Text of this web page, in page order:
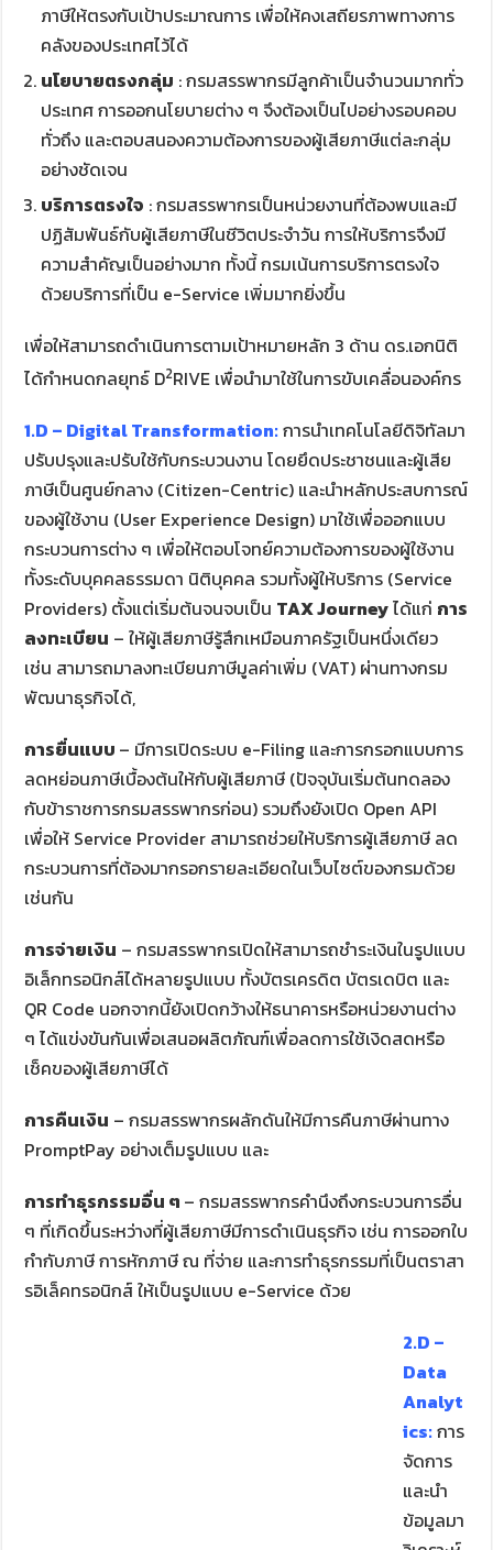
ภาษีให้ตรงกับเป้าประมาณการ เพื่อให้คงเสถียรภาพทางการ
คลังของประเทศไว้ได้
นโยบายตรงกลุ่ม : กรมสรรพากรมีลูกค้าเป็นจำนวนมากทั่ว
ประเทศ การออกนโยบายต่าง ๆ จึงต้องเป็นไปอย่างรอบคอบ
ทั่วถึง และตอบสนองความต้องการของผู้เสียภาษีแต่ละกลุ่ม
อย่างชัดเจน
บริการตรงใจ : กรมสรรพากรเป็นหน่วยงานที่ต้องพบและมี
ปฏิสัมพันธ์กับผู้เสียภาษีในชีวิตประจำวัน การให้บริการจึงมี
ความสำคัญเป็นอย่างมาก ทั้งนี้ กรมเน้นการบริการตรงใจ
ด้วยบริการที่เป็น e-Service เพิ่มมากยิ่งขึ้น
เพื่อให้สามารถดำเนินการตามเป้าหมายหลัก 3 ด้าน ดร.เอกนิติ
ได้กำหนดกลยุทธ์ D2RIVE เพื่อนำมาใช้ในการขับเคลื่อนองค์กร
1.D – Digital Transformation:การนำเทคโนโลยีดิจิทัลมา
ปรับปรุงและปรับใช้กับกระบวนงาน โดยยึดประชาชนและผู้เสีย
ภาษีเป็นศูนย์กลาง (Citizen-Centric) และนำหลักประสบการณ์
ของผู้ใช้งาน (User Experience Design) มาใช้เพื่อออกแบบ
กระบวนการต่าง ๆ เพื่อให้ตอบโจทย์ความต้องการของผู้ใช้งาน
ทั้งระดับบุคคลธรรมดา นิติบุคคล รวมทั้งผู้ให้บริการ (Service
Providers) ตั้งแต่เริ่มต้นจนจบเป็น TAX Journeyได้แก่ การ
ลงทะเบียน – ให้ผู้เสียภาษีรู้สึกเหมือนภาครัฐเป็นหนึ่งเดียว
เช่น สามารถมาลงทะเบียนภาษีมูลค่าเพิ่ม (VAT) ผ่านทางกรม
พัฒนาธุรกิจได้,
การยื่นแบบ – มีการเปิดระบบ e-Filing และการกรอกแบบการ
ลดหย่อนภาษีเบื้องต้นให้กับผู้เสียภาษี (ปัจจุบันเริ่มต้นทดลอง
กับข้าราชการกรมสรรพากรก่อน) รวมถึงยังเปิด Open API
เพื่อให้ Service Provider สามารถช่วยให้บริการผู้เสียภาษี ลด
กระบวนการที่ต้องมากรอกรายละเอียดในเว็บไซต์ของกรมด้วย
เช่นกัน
การจ่ายเงิน – กรมสรรพากรเปิดให้สามารถชำระเงินในรูปแบบ
อิเล็กทรอนิกส์ได้หลายรูปแบบ ทั้งบัตรเครดิต บัตรเดบิต และ
QR Code นอกจากนี้ยังเปิดกว้างให้ธนาคารหรือหน่วยงานต่าง
ๆ ได้แข่งขันกันเพื่อเสนอผลิตภัณฑ์เพื่อลดการใช้เงิดสดหรือ
เช็คของผู้เสียภาษีได้
การคืนเงิน – กรมสรรพากรผลักดันให้มีการคืนภาษีผ่านทาง
PromptPay อย่างเต็มรูปแบบ และ
การทำธุรกรรมอื่น ๆ – กรมสรรพากรคำนึงถึงกระบวนการอื่น
ๆ ที่เกิดขึ้นระหว่างที่ผู้เสียภาษีมีการดำเนินธุรกิจ เช่น การออกใบ
กำกับภาษี การหักภาษี ณ ที่จ่าย และการทำธุรกรรมที่เป็นตราสา
รอิเล็คทรอนิกส์ ให้เป็นรูปแบบ e-Service ด้วย
2.D –
Data
Analyt
ics:การ
จัดการ
และนำ
ข้อมูลมา